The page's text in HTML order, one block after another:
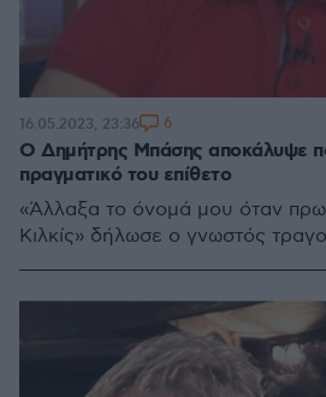
Ο Δημήτρης Μπάσης αποκάλυψε
πραγματικό του επίθετο
«Άλλαξα το όνομά μου όταν
Κιλκίς» δήλωσε ο γνωστός
16.05.2023, 23:36 6